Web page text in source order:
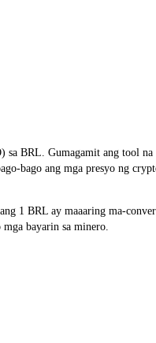
BRL. Gumagamit ang tool
bago ang mga presyo ng
1 BRL ay maaaring ma-
bayarin sa minero.